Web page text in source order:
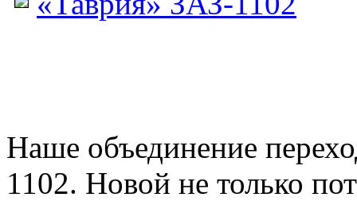
Наше объединение
1102. Новой не только